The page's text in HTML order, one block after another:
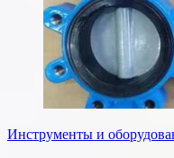
Инструменты и